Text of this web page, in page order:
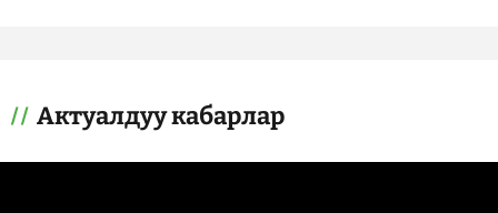
Актуалдуу кабарлар